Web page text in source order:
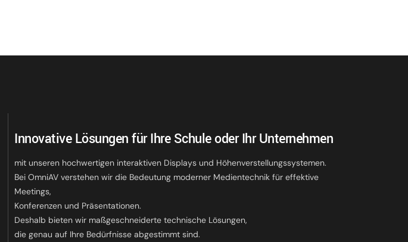
Innovative Lösungen für Ihre Schule oder Ihr Unternehmen
mit unseren hochwertigen interaktiven Displays und Höhenverstellungssystemen.
Bei OmniAV verstehen wir die Bedeutung moderner Medientechnik für effektive
Meetings,
Konferenzen und Präsentationen.
Deshalb bieten wir maßgeschneiderte technische Lösungen,
die genau auf Ihre Bedürfnisse abgestimmt sind.